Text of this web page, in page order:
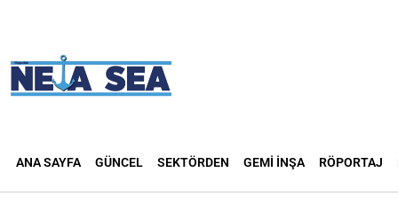
ANA SAYFA GÜNCEL SEKTÖRDEN GEMI İNŞA RÖPORTAJ